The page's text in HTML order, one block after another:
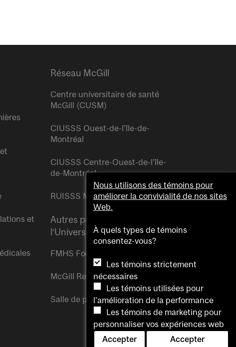
et
Réseau McGill
Centre universitaire de santé
McGill (CUSM)
CIUSSS Ouest-de-l’île-de-
Montréal
CIUSSS Centre-Ouest-de-l’île-
de-Montréal
RUISSS McGill
Autres publications de
l’Université McGill
FMHS Focus
McGill Reporter
Salle de presse McGill
Nous utilisons des témoins pour
améliorer la convivialité de nos sites
Web.
À quels types de témoins
consentez-vous?
Les témoins strictement
nécessaires
Les témoins utilisées pour
l'amélioration de la performance
Les témoins de marketing pour
personnaliser vos expériences web
Accepter
Accepter